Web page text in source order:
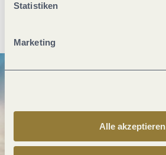
Statistiken
Marketing
Alle akzeptieren